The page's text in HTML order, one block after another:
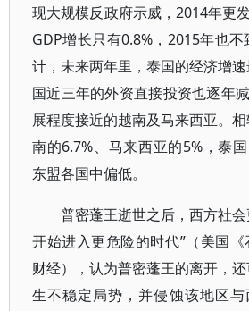
现大规模反政府示威，2014年更
GDP增长只有0.8%，2015年也
计，未来两年里，泰国的经济增
国近三年的外资直接投资也逐年
展程度接近的越南及马来西亚。
南的6.7%、马来西亚的5%，泰
东盟各国中偏低。
普密蓬王逝世之后，西方社
开始进入更危险的时代”（美国《
财经），认为普密蓬王的离开，
生不稳定局势，并侵蚀该地区